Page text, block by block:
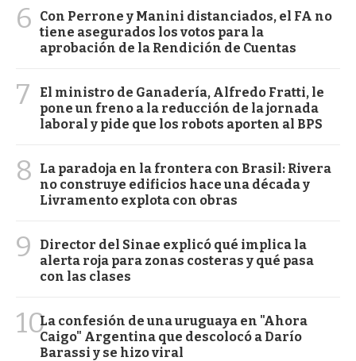
6
Con Perrone y Manini distanciados, el FA no
tiene asegurados los votos para la
aprobación de la Rendición de Cuentas
7
El ministro de Ganadería, Alfredo Fratti, le
pone un freno a la reducción de la jornada
laboral y pide que los robots aporten al BPS
8
La paradoja en la frontera con Brasil: Rivera
no construye edificios hace una década y
Livramento explota con obras
9
Director del Sinae explicó qué implica la
alerta roja para zonas costeras y qué pasa
con las clases
10La confesión de una uruguaya en "Ahora
Caigo" Argentina que descolocó a Darío
Barassi y se hizo viral